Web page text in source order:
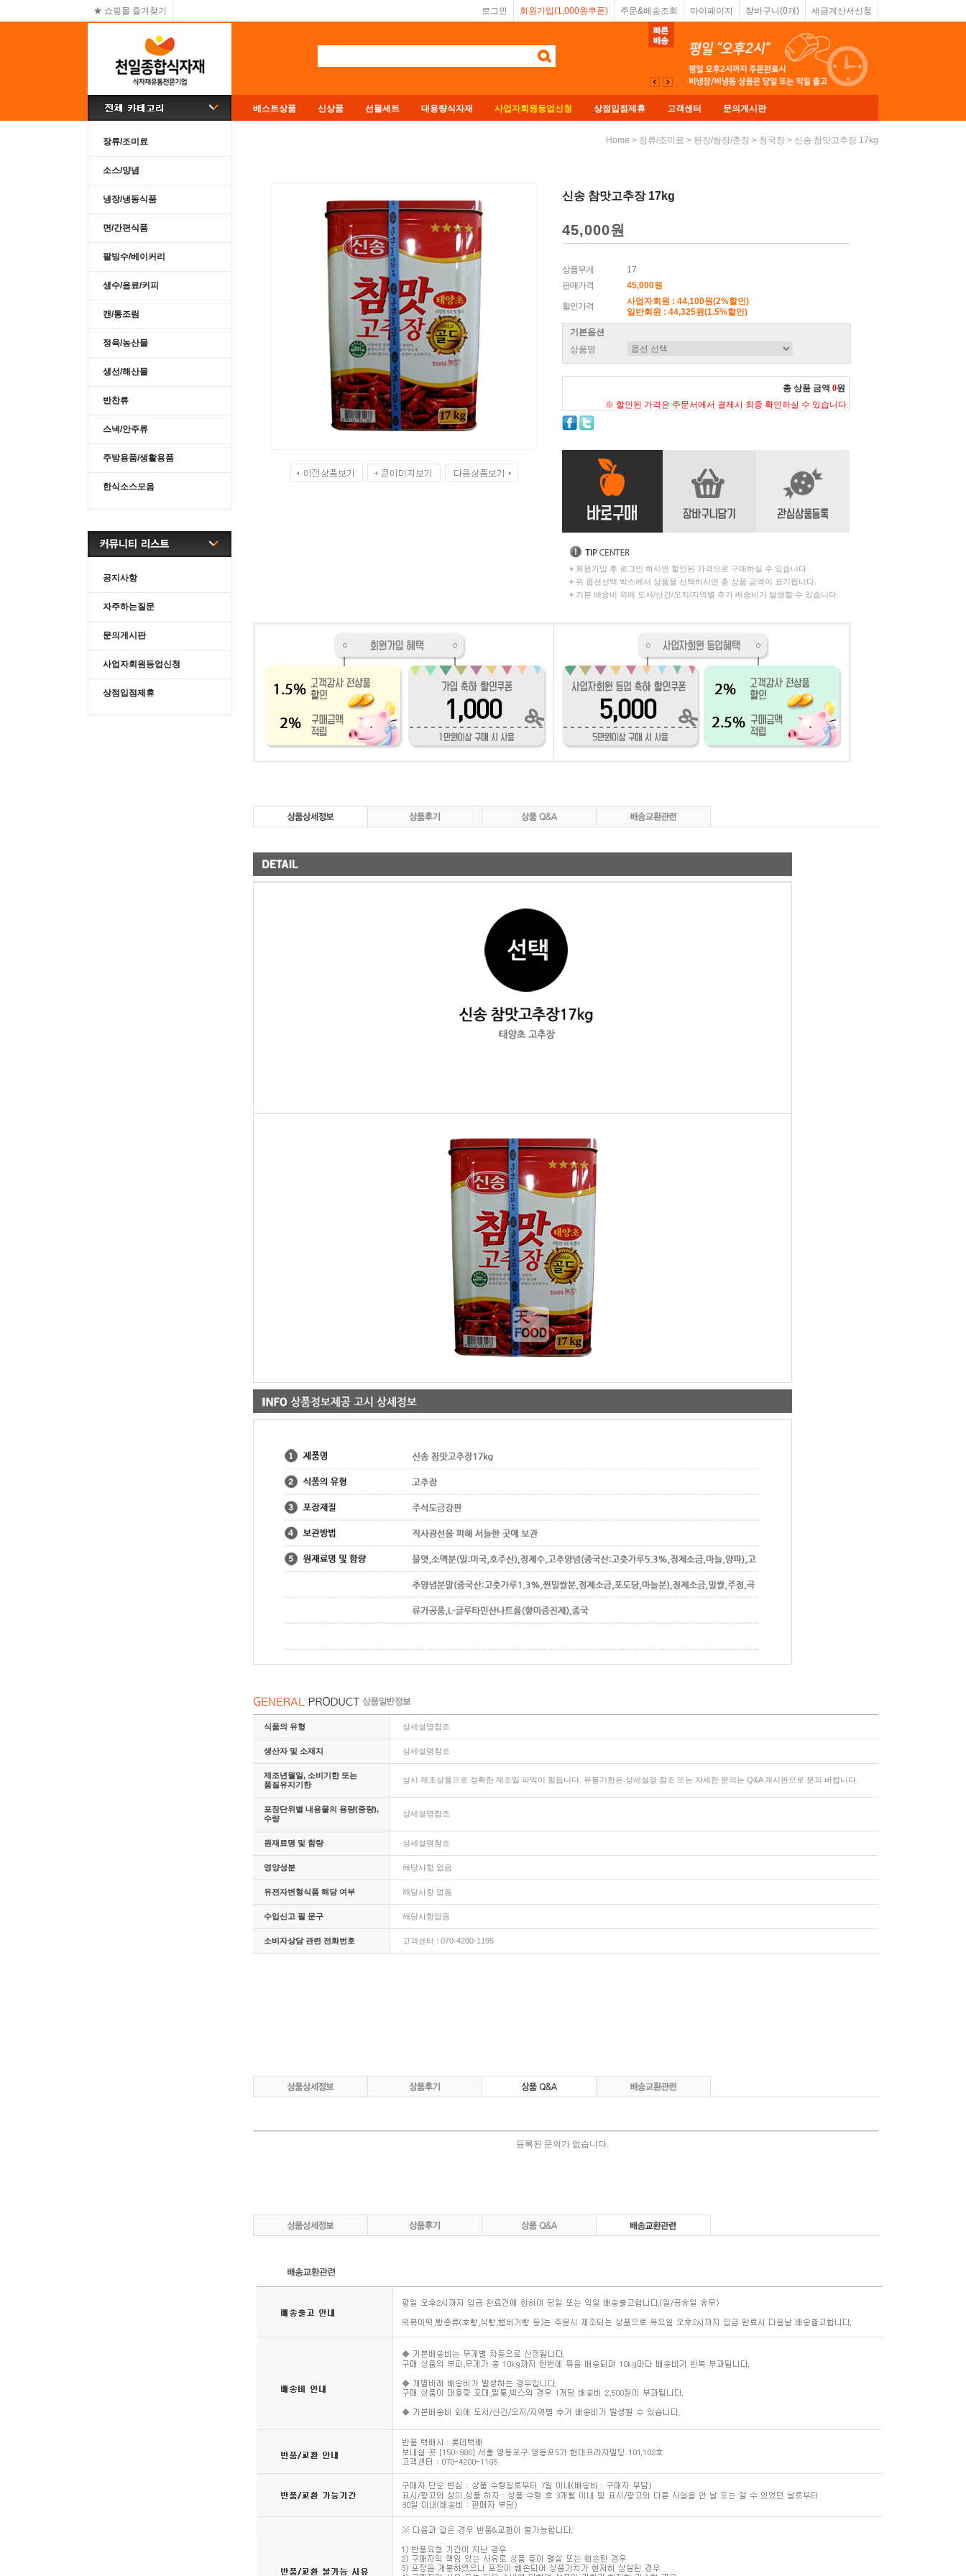
★ 쇼핑몰 즐겨찾기 로그인 회원가입(1,000원쿠폰) 주문&배송조회 마이페이지 장바구니(0개) 세금계산서신청
베스트상품 신상품 선물세트 대용량식자재 사업자회원등업신청 상점입점제휴 고객센터 문의게시판
장류/조미료
소스/양념
냉장/냉동식품
면/간편식품
팥빙수/베이커리
생수/음료/커피
캔/통조림
정육/농산물
생선/해산물
반찬류
스낵/안주류
주방용품/생활용품
한식소스모음
공지사항
자주하는질문
문의게시판
사업자회원등업신청
상점입점제휴
Home > 장류/조미료 > 된장/쌈장/춘장 > 청국장 > 신송 참맛고추장 17kg
신송 참맛고추장 17kg
45,000원
상품무게
17
판매가격
45,000원
할인가격
사업자회원 : 44,100원(2%할인)
일반회원 : 44,325원(1.5%할인)
기본옵션
상품명
총 상품 금액 0원
※ 할인된 가격은 주문서에서 결제시 최종 확인하실 수 있습니다.
+ 회원가입 후 로그인 하시면 할인된 가격으로 구매하실 수 있습니다.
+ 위 옵션선택 박스에서 상품을 선택하시면 총 상품 금액이 표기됩니다.
+ 기본 배송비 외에 도서/산간/오지/지역별 추가 배송비가 발생할 수 있습니다.
식품의 유형 상세설명참조
생산자 및 소재지 상세설명참조
제조년월일, 소비기한 또는
품질유지기한
상시 제조상품으로 정확한 제조일 파악이 힘듭니다. 유통기한은 상세설명 참조 또는 자세한 문의는 Q&A 게시판으로 문의 바랍니다.
포장단위별 내용물의 용량(중량),
수량
상세설명참조
원재료명 및 함량 상세설명참조
영양성분 해당사항 없음
유전자변형식품 해당 여부 해당사항 없음
수입신고 필 문구 해당사항없음
소비자상담 관련 전화번호 고객센터 : 070-4200-1195
등록된 문의가 없습니다.